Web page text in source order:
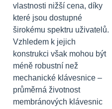
vlastnosti nižší cena, díky
které jsou dostupné
širokému spektru uživatelů.
Vzhledem k jejich
konstrukci však mohou být
méně robustní než
mechanické klávesnice –
průměrná životnost
membránových klávesnic